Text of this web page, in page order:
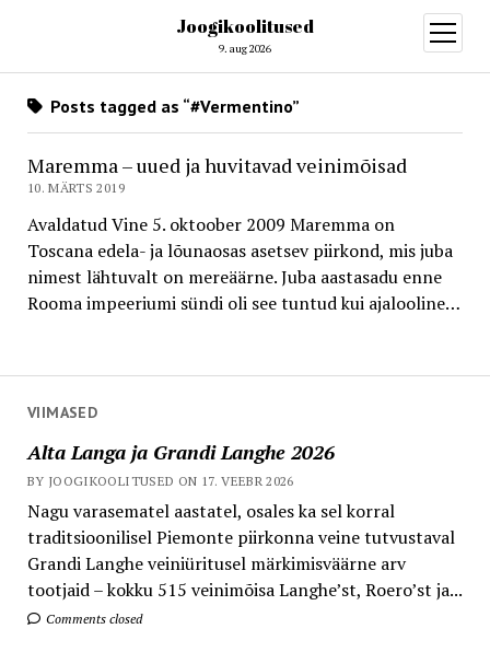
Joogikoolitused
9. aug 2026
open
menu
VIIMASED
Alta Langa ja Grandi Langhe 2026
BY JOOGIKOOLITUSED ON 17. VEEBR 2026
Nagu varasematel aastatel, osales ka sel korral
traditsioonilisel Piemonte piirkonna veine tutvustaval
Grandi Langhe veiniüritusel märkimisväärne arv
tootjaid – kokku 515 veinimõisa Langhe’st, Roero’st ja...
Comments closed
Posts tagged as “#Vermentino”
Maremma – uued ja huvitavad veinimõisad
10. MÄRTS 2019
Avaldatud Vine 5. oktoober 2009 Maremma on
Toscana edela- ja lõunaosas asetsev piirkond, mis juba
nimest lähtuvalt on mereäärne. Juba aastasadu enne
Rooma impeeriumi sündi oli see tuntud kui ajalooline…